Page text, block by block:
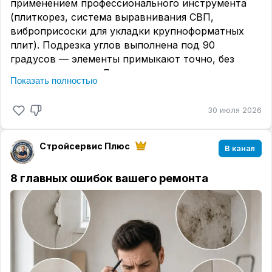
применением профессионального инструмента
(плиткорез, система выравнивания СВП,
виброприсоски для укладки крупноформатных
плит). Подрезка углов выполнена под 90
градусов — элементы примыкают точно, без
сколов и зазоров. Для защиты кромок от
повреждений и завершенного вида смонтирован
Внутренние углы обработаны силиконовым
герметиком — это исключает попадание влаги в
стыки и предотвращает образование грибка.
Дополнительно установлены:
• стеклянная душевая кабина;
• мойка и зеркало с подсветкой;
• бойлер;
• полотенцесушитель.
Все работы производились в соответствии с
техническим заданием и графиком производства
работ, без отклонений от согласованной сметы.
Показать полностью
30 июля 2026
Стройсервис Плюс В канал
8 главных ошибок вашего ремонта